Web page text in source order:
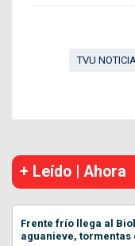
TVU
+ Leído | Ahora
Frente frío llega al
aguanieve,